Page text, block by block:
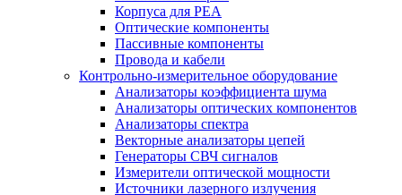
Корпуса для РЕА
Оптические компоненты
Пассивные компоненты
Провода и кабели
Контрольно-измерительное оборудование
Анализаторы коэффициента шума
Анализаторы оптических компонентов
Анализаторы спектра
Векторные анализаторы цепей
Генераторы СВЧ сигналов
Измерители оптической мощности
Источники лазерного излучения